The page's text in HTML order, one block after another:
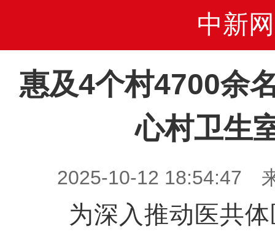
中新网
惠及4个村4700余
心村卫生
2025-10-12 18:54:47
为深入推动医共体